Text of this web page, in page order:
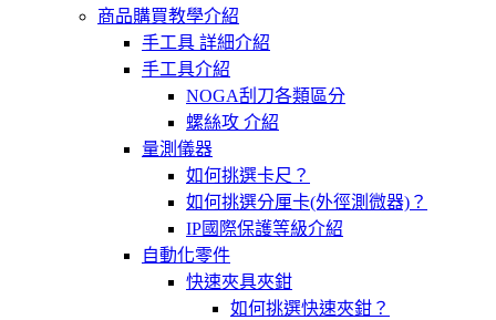
商品購買教學介紹
手工具 詳細介紹
手工具介紹
NOGA刮刀各類區分
螺絲攻 介紹
量測儀器
如何挑選卡尺？
如何挑選分厘卡(外徑測微器)？
IP國際保護等級介紹
自動化零件
快速夾具夾鉗
如何挑選快速夾鉗？